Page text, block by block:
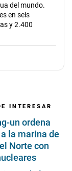
del mundo.
en seis
y 2.400
INTERESAR
un ordena
la marina de
Norte con